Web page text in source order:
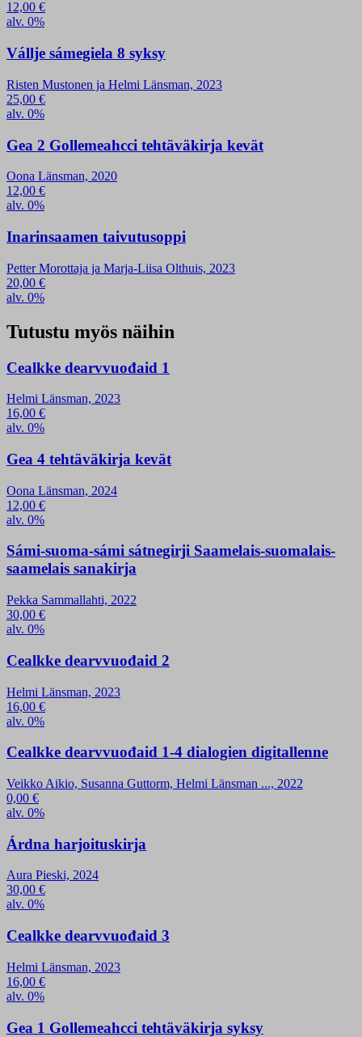
12,00 €
alv. 0%
Vállje sámegiela 8 syksy
Risten Mustonen ja Helmi Länsman, 2023
25,00 €
alv. 0%
Gea 2 Gollemeahcci tehtäväkirja kevät
Oona Länsman, 2020
12,00 €
alv. 0%
Inarinsaamen taivutusoppi
Petter Morottaja ja Marja-Liisa Olthuis, 2023
20,00 €
alv. 0%
Tutustu myös näihin
Cealkke dearvvuođaid 1
Helmi Länsman, 2023
16,00 €
alv. 0%
Gea 4 tehtäväkirja kevät
Oona Länsman, 2024
12,00 €
alv. 0%
Sámi-suoma-sámi sátnegirji Saamelais-suomalais-
saamelais sanakirja
Pekka Sammallahti, 2022
30,00 €
alv. 0%
Cealkke dearvvuođaid 2
Helmi Länsman, 2023
16,00 €
alv. 0%
Cealkke dearvvuođaid 1-4 dialogien digitallenne
Veikko Aikio, Susanna Guttorm, Helmi Länsman ..., 2022
0,00 €
alv. 0%
Árdna harjoituskirja
Aura Pieski, 2024
30,00 €
alv. 0%
Cealkke dearvvuođaid 3
Helmi Länsman, 2023
16,00 €
alv. 0%
Gea 1 Gollemeahcci tehtäväkirja syksy